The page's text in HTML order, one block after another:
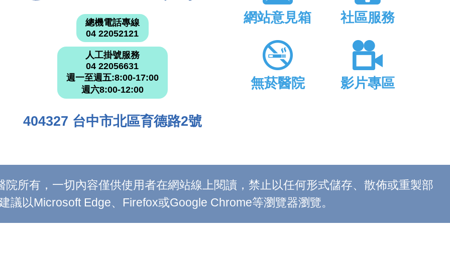
總機電話專線
04 22052121
人工掛號服務
04 22056631
週一至週五:8:00-17:00
週六8:00-12:00
404327 台中市北區育德路2號
網站意見箱 社區服務
無菸醫院 影片專區
所有，一切內容僅供使用者在網站線上閱讀，禁止以任何形式儲存、散佈或重製部
議以Microsoft Edge、Firefox或Google Chrome等瀏覽器瀏覽。